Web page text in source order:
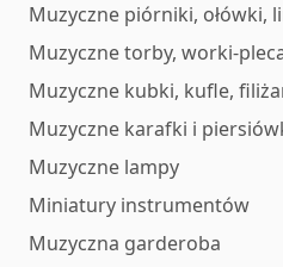
Muzyczne piórniki, ołówki,
Muzyczne torby, worki-
Muzyczne kubki, kufle,
Muzyczne karafki i
Muzyczne lampy
Miniatury instrumentów
Muzyczna garderoba